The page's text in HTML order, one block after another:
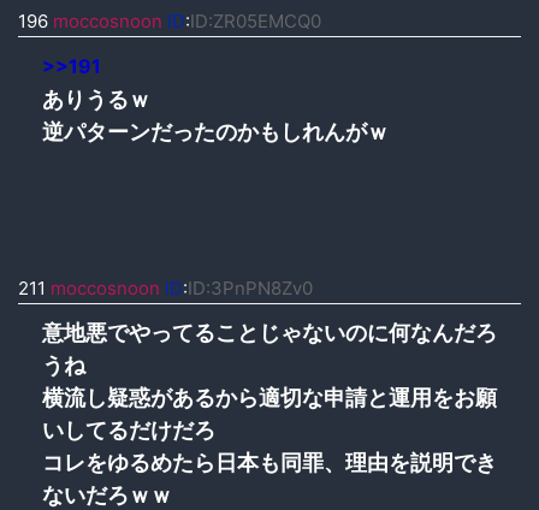
196 moccosnoon ID:ID:ZR05EMCQ0
>>191
ありうるｗ
逆パターンだったのかもしれんがｗ
211 moccosnoon ID:ID:3PnPN8Zv0
意地悪でやってることじゃないのに何なんだろ
うね
横流し疑惑があるから適切な申請と運用をお願
いしてるだけだろ
コレをゆるめたら日本も同罪、理由を説明でき
ないだろｗｗ